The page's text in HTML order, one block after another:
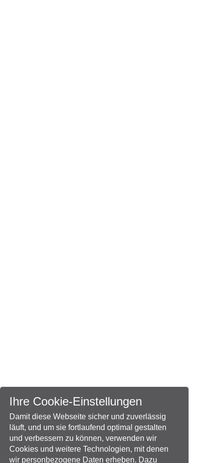
Ihre Cookie-Einstellungen
Damit diese Webseite sicher und zuverlässig
läuft, und um sie fortlaufend optimal gestalten
und verbessern zu können, verwenden wir
Cookies und weitere Technologien, mit denen
wir personbezogene Daten erheben. Dazu